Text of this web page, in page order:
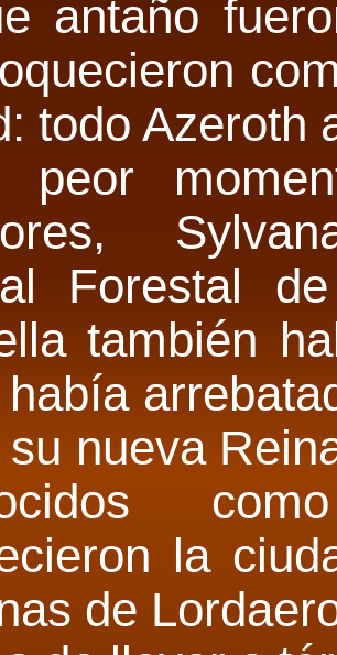
antaño
todo Azeroth
Forestal
también
nueva
la
de